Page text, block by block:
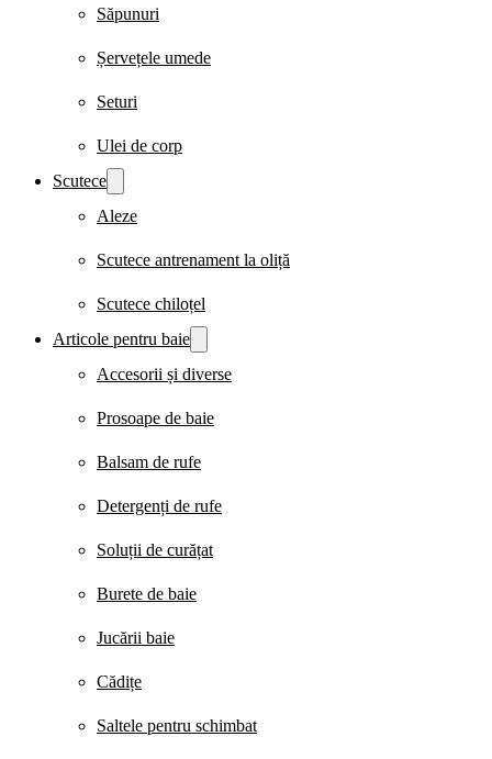
Săpunuri
Șervețele umede
Seturi
Ulei de corp
Scutece
Aleze
Scutece antrenament la oliță
Scutece chiloțel
Articole pentru baie
Accesorii și diverse
Prosoape de baie
Balsam de rufe
Detergenți de rufe
Soluții de curățat
Burete de baie
Jucării baie
Cădițe
Saltele pentru schimbat